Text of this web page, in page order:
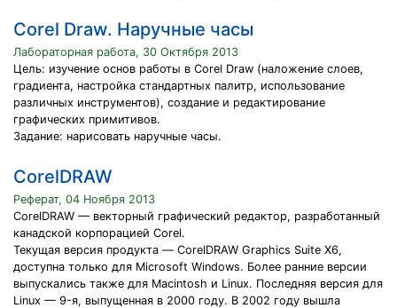
Corel Draw. Наручные часы
Лабораторная работа, 30 Октября 2013
Цель: изучение основ работы в Corel Draw (наложение слоев,
градиента, настройка стандартных палитр, использование
различных инструментов), создание и редактирование
графических примитивов.
Задание: нарисовать наручные часы.
CorelDRAW
Реферат, 04 Ноября 2013
CorelDRAW — векторный графический редактор, разработанный
канадской корпорацией Corel.
Текущая версия продукта — CorelDRAW Graphics Suite X6,
доступна только для Microsoft Windows. Более ранние версии
выпускались также для Macintosh и Linux. Последняя версия для
Linux — 9-я, выпущенная в 2000 году. В 2002 году вышла